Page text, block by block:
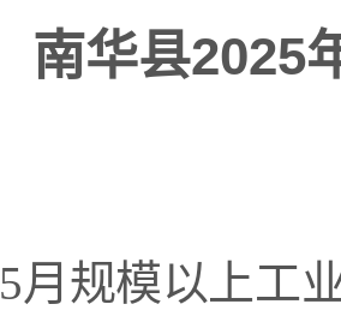
南华县2025
5月 规模以上工